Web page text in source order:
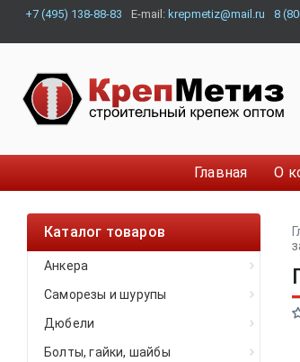
+7 (495) 138-88-83 E-mail: krepmetiz@mail.ru 8
Главная О
Каталог товаров
Анкера
Саморезы и шурупы
Дюбели
Болты, гайки, шайбы